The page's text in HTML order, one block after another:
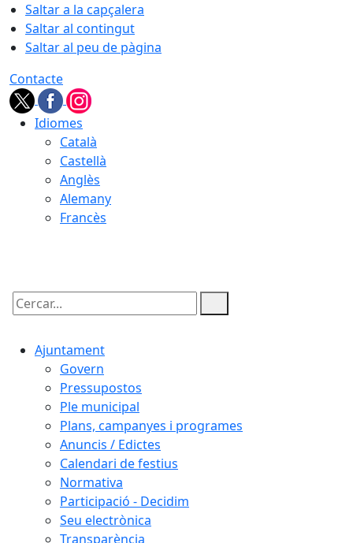
Saltar a la capçalera
Saltar al contingut
Saltar al peu de pàgina
Contacte
Idiomes
Català
Castellà
Anglès
Alemany
Francès
Cercar:
Ajuntament
Govern
Pressupostos
Ple municipal
Plans, campanyes i programes
Anuncis / Edictes
Calendari de festius
Normativa
Participació - Decidim
Seu electrònica
Transparència